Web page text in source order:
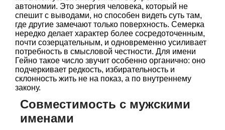
автономии. Это энергия человека, который не
спешит с выводами, но способен видеть суть там,
где другие замечают только поверхность. Семерка
нередко делает характер более сосредоточенным,
почти созерцательным, и одновременно усиливает
потребность в смысловой честности. Для имени
Гейно такое число звучит особенно органично: оно
подчеркивает редкость, избирательность и
склонность жить не на показ, а по внутреннему
закону.
Совместимость с мужскими
именами